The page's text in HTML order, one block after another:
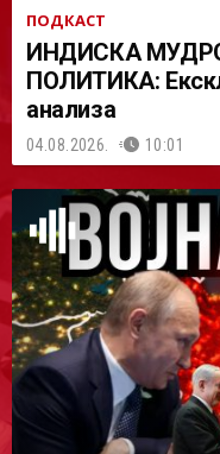
ПОДКАСТ
ИНДИСКА
ПОЛИТИКА:
анализа
04.08.2026. 10:01